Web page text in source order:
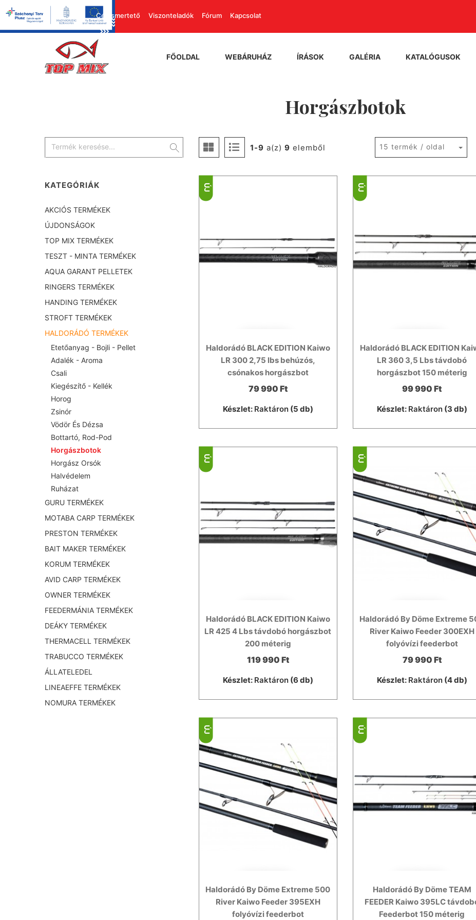
Cégismertető Viszonteladók Fórum Kapcsolat
FŐOLDAL WEBÁRUHÁZ ÍRÁSOK GALÉRIA KATALÓGUSOK
Horgászbotok
1-9 a(z) 9 elemből 15 termék / oldal
Haldorádó BLACK EDITION Kaiwo
LR 300 2,75 lbs behúzós,
csónakos horgászbot
79 990 Ft
Készlet: Raktáron(5 db)
ÚJ
Haldorádó BLACK EDITION
LR 360 3,5 Lbs távdobó
horgászbot 150 méterig
99 990 Ft
Készlet: Raktáron(3 db)
ÚJ
Haldorádó BLACK EDITION Kaiwo
LR 425 4 Lbs távdobó horgászbot
200 méterig
119 990 Ft
Készlet: Raktáron(6 db)
ÚJ
Haldorádó By Döme Extreme
River Kaiwo Feeder 300EXH
folyóvízi feederbot
79 990 Ft
Készlet: Raktáron(4 db)
ÚJ
Haldorádó By Döme Extreme 500
River Kaiwo Feeder 395EXH
folyóvízi feederbot
ÚJ
Haldorádó By Döme TEAM
FEEDER Kaiwo 395LC
Feederbot 150 méterig
ÚJ
KATEGÓRIÁK
AKCIÓS TERMÉKEK
ÚJDONSÁGOK
TOP MIX TERMÉKEK
TESZT - MINTA TERMÉKEK
AQUA GARANT PELLETEK
RINGERS TERMÉKEK
HANDING TERMÉKEK
STROFT TERMÉKEK
HALDORÁDÓ TERMÉKEK
Etetőanyag - Bojli - Pellet
Adalék - Aroma
Csali
Kiegészítő - Kellék
Horog
Zsinór
Vödör És Dézsa
Bottartó, Rod-Pod
Horgászbotok
Horgász Orsók
Halvédelem
Ruházat
GURU TERMÉKEK
MOTABA CARP TERMÉKEK
PRESTON TERMÉKEK
BAIT MAKER TERMÉKEK
KORUM TERMÉKEK
AVID CARP TERMÉKEK
OWNER TERMÉKEK
FEEDERMÁNIA TERMÉKEK
DEÁKY TERMÉKEK
THERMACELL TERMÉKEK
TRABUCCO TERMÉKEK
ÁLLATELEDEL
LINEAEFFE TERMÉKEK
NOMURA TERMÉKEK